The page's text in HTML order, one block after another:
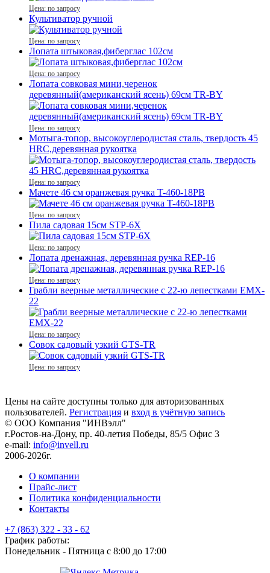
Цена: по запросу
Культиватор ручной
Цена: по запросу
Лопата штыковая,фиберглас 102см
Цена: по запросу
Лопата совковая мини,черенок
деревянный(американский ясень) 69см TR-BY
Цена: по запросу
Мотыга-топор, высокоуглеродистая сталь, твердость 45
HRC,деревянная рукоятка
Цена: по запросу
Мачете 46 см оранжевая ручка T-460-18PB
Цена: по запросу
Пила садовая 15см STP-6X
Цена: по запросу
Лопата дренажная, деревянная ручка REР-16
Цена: по запросу
Грабли веерные металлические с 22-ю лепестками EMX-
22
Цена: по запросу
Совок садовый узкий GTS-TR
Цена: по запросу
Цены на сайте доступны только для авторизованных
пользователей. Регистрация и вход в учётную запись
© ООО Компания "ИНВэлл"
г.Ростов-на-Дону, пр. 40-летия Победы, 85/5 Офис 3
e-mail: info@invell.ru
2006-2026г.
О компании
Прайс-лист
Политика конфиденциальности
Контакты
+7 (863) 322 - 33 - 62
График работы:
Понедельник - Пятница с 8:00 до 17:00